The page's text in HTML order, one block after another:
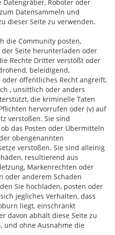
Roboter oder
Datensammeln und
dieser Seite zu verwenden.
die Community posten,
Seite herunterladen oder
Rechte Dritter verstößt oder
beleidigend,
öffentliches Recht angreift,
, unsittlich oder anders
die kriminelle Taten
hervorrufen oder (v) auf
verstoßen. Sie sind
das Posten oder Übermitteln
obengenannten
verstoßen. Sie sind alleinig
resultierend aus
Markenrechten oder
oder anderem Schaden
Sie hochladen, posten oder
jegliches Verhalten, dass
liegt, einschränkt
davon abhält diese Seite zu
und ohne Ausnahme die